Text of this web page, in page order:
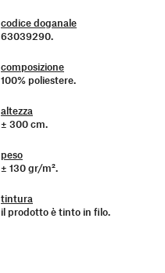
codice doganale
63039290.
composizione
100% poliestere.
altezza
± 300 cm.
peso
± 130 gr/m².
tintura
il prodotto è tinto in filo.